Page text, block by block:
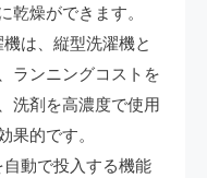
乾燥ができます。
は、縦型洗濯機と
ランニングコストを
洗剤を高濃度で使用
果的です。
動で投入する機能